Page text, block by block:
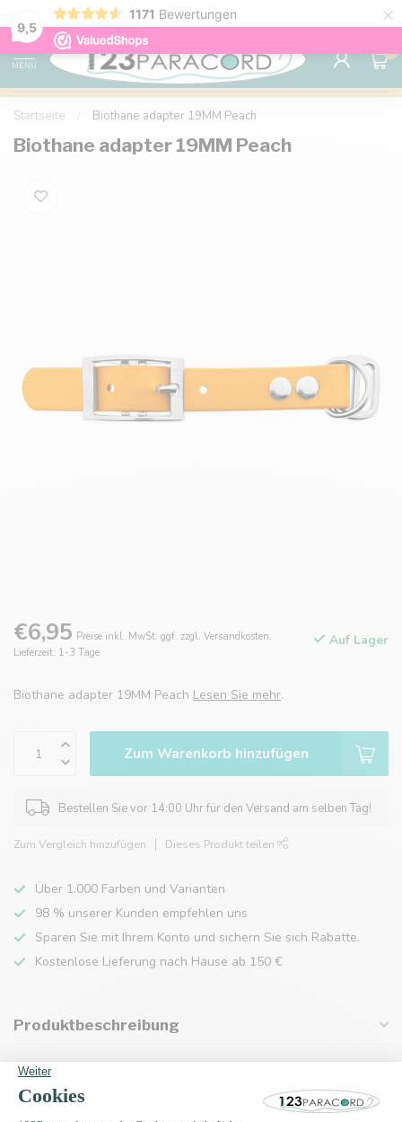
9,5
1171 Bewertungen ×
Kostenlose Lieferung nach Hause ab 150 €
MENU
0
Startseite Biothane adapter 19MM Peach
Biothane adapter 19MM Peach
€6,95 Preise inkl. MwSt. ggf. zzgl. Versandkosten.
Lieferzeit: 1-3 Tage
Auf Lager
Biothane adapter 19MM Peach Lesen Sie mehr.
Zum Warenkorb hinzufügen
Bestellen Sie vor 14:00 Uhr für den Versand am selben Tag!
Zum Vergleich hinzufügen Dieses Produkt teilen
Über 1.000 Farben und Varianten
98 % unserer Kunden empfehlen uns
Sparen Sie mit Ihrem Konto und sichern Sie sich Rabatte.
Kostenlose Lieferung nach Hause ab 150 €
Produktbeschreibung
Eigenschaften